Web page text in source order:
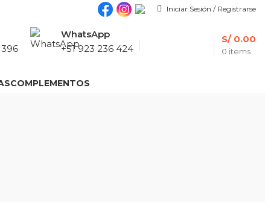
Iniciar Sesión / Registrarse
396
WhatsApp
+51 923 236 424
0 items
S/0.00
COMPLEMENTOS